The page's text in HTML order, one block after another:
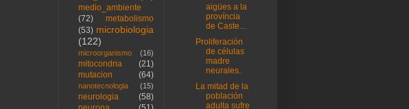
medio_ambiente
(72)
metabolismo
(53) microbiologia
(122)
microorganismo (16)
mitocondria
(21)
mutacion
(64)
nanotecnologia (15)
neurologia
(58)
aigües a la
província
de Caste...
Proliferación
de células
madre
neurales.
La mitad de la
población
adulta sufre